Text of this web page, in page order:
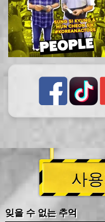
사
잊을 수 없는 추억